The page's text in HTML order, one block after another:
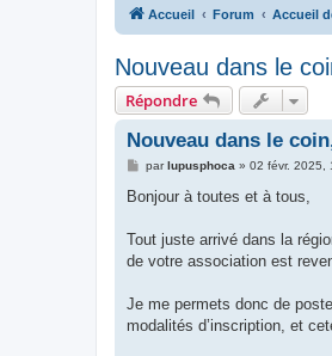
Accueil Forum Accueil
Nouveau dans le
Répondre
Nouveau dans le
M
s
g
parlupusphoca » 02 févr. 2025,
Bonjour à toutes et à tous,
Tout juste arrivé dans la
de votre association est
Je me permets donc de
modalités d’inscription, et